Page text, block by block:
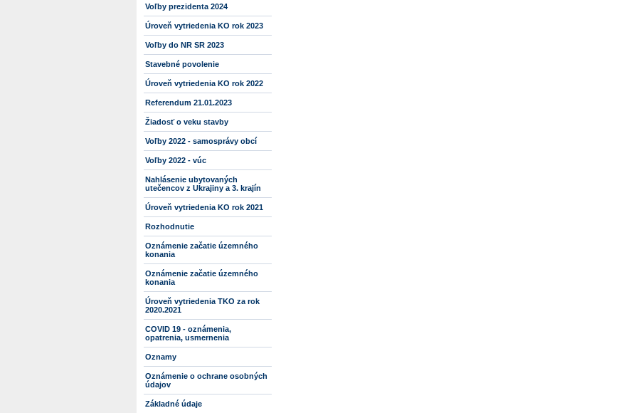
Voľby prezidenta 2024
Úroveň vytriedenia KO rok 2023
Voľby do NR SR 2023
Stavebné povolenie
Úroveň vytriedenia KO rok 2022
Referendum 21.01.2023
Žiadosť o veku stavby
Voľby 2022 - samosprávy obcí
Voľby 2022 - vúc
Nahlásenie ubytovaných
utečencov z Ukrajiny a 3. krajín
Úroveň vytriedenia KO rok 2021
Rozhodnutie
Oznámenie začatie územného
konania
Oznámenie začatie územného
konania
Úroveň vytriedenia TKO za rok
2020.2021
COVID 19 - oznámenia,
opatrenia, usmernenia
Oznamy
Oznámenie o ochrane osobných
údajov
Základné údaje